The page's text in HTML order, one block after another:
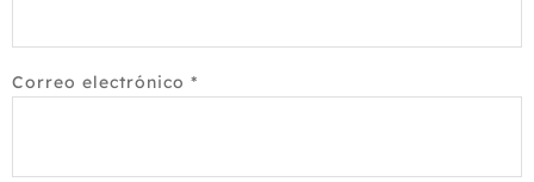
Correo electrónico *